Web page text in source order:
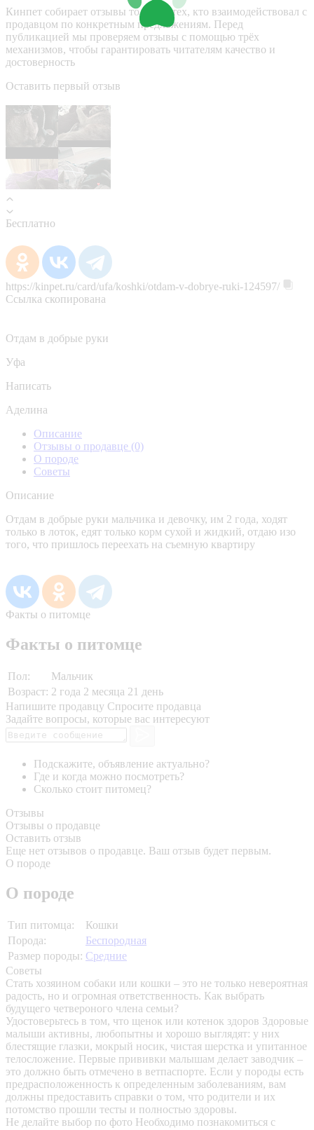
Кинпет собирает отзывы только у тех, кто взаимодействовал с
продавцом по конкретным предложениям. Перед
публикацией мы проверяем отзывы с помощью трёх
механизмов, чтобы гарантировать читателям качество и
достоверность
Оставить первый отзыв
Бесплатно
https://kinpet.ru/card/ufa/koshki/otdam-v-dobrye-ruki-124597/
Ссылка скопирована
Отдам в добрые руки
Уфа
Написать
Аделина
Описание
Отзывы о продавце (0)
О породе
Советы
Описание
Отдам в добрые руки мальчика и девочку, им 2 года, ходят
только в лоток, едят только корм сухой и жидкий, отдаю изо
того, что пришлось переехать на съемную квартиру
Факты о питомце
Факты о питомце
Пол:
Мальчик
Возраст: 2 года 2 месяца 21 день
Напишите продавцу Спросите продавца
Задайте вопросы, которые вас интересуют
Подскажите, объявление актуально?
Где и когда можно посмотреть?
Сколько стоит питомец?
Отзывы
Отзывы о продавце
Оставить отзыв
Еще нет отзывов о продавце. Ваш отзыв будет первым.
О породе
О породе
Тип питомца:
Кошки
Порода:
Беспородная
Размер породы: Средние
Советы
Стать хозяином собаки или кошки – это не только невероятная
радость, но и огромная ответственность. Как выбрать
будущего четвероного члена семьи?
Удостоверьтесь в том, что щенок или котенок здоров Здоровые
малыши активны, любопытны и хорошо выглядят: у них
блестящие глазки, мокрый носик, чистая шерстка и упитанное
телосложение. Первые прививки малышам делает заводчик –
это должно быть отмечено в ветпаспорте. Если у породы есть
предрасположенность к определенным заболеваниям, вам
должны предоставить справки о том, что родители и их
потомство прошли тесты и полностью здоровы.
Не делайте выбор по фото Необходимо познакомиться с